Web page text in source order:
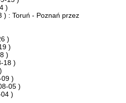
)
) : Toruń - Poznań przez
)
)
)
18 )
)
05 )
)